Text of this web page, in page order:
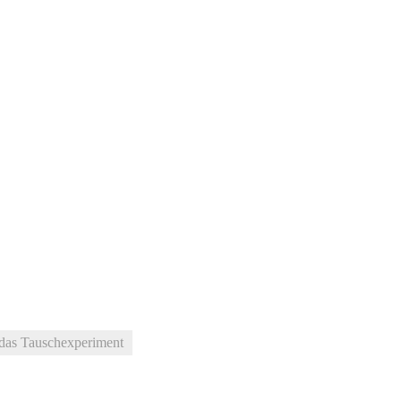
Tauschexperiment